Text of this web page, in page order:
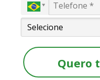
Quero